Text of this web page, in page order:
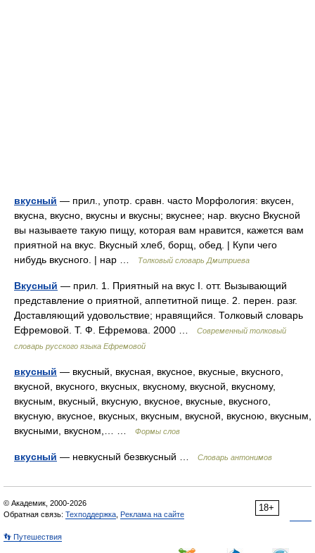
вкусный — прил., употр. сравн. часто Морфология: вкусен,
вкусна, вкусно, вкусны и вкусны; вкуснее; нар. вкусно Вкусной
вы называете такую пищу, которая вам нравится, кажется вам
приятной на вкус. Вкусный хлеб, борщ, обед. | Купи чего
нибудь вкусного. | нар …
Толковый словарь Дмитриева
Вкусный — прил. 1. Приятный на вкус I. отт. Вызывающий
представление о приятной, аппетитной пище. 2. перен. разг.
Доставляющий удовольствие; нравящийся. Толковый словарь
Ефремовой. Т. Ф. Ефремова. 2000 …
Современный толковый
словарь русского языка Ефремовой
вкусный — вкусный, вкусная, вкусное, вкусные, вкусного,
вкусной, вкусного, вкусных, вкусному, вкусной, вкусному,
вкусным, вкусный, вкусную, вкусное, вкусные, вкусного,
вкусную, вкусное, вкусных, вкусным, вкусной, вкусною, вкусным,
вкусными, вкусном,… …
Формы слов
вкусный — невкусный безвкусный … Словарь антонимов
18+
© Академик, 2000-2026
Обратная связь: Техподдержка Реклама на сайте
👣 Путешествия